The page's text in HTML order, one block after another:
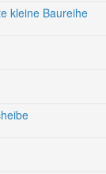
kleine Baureihe